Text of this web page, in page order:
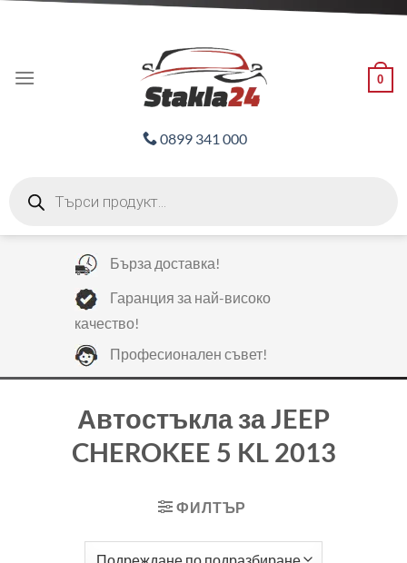
0
0899 341 000
search
Бърза доставка!
Гаранция за най-високо
качество!
Професионален съвет!
Автостъкла за JEEP
CHEROKEE 5 KL 2013
ФИЛТЪР